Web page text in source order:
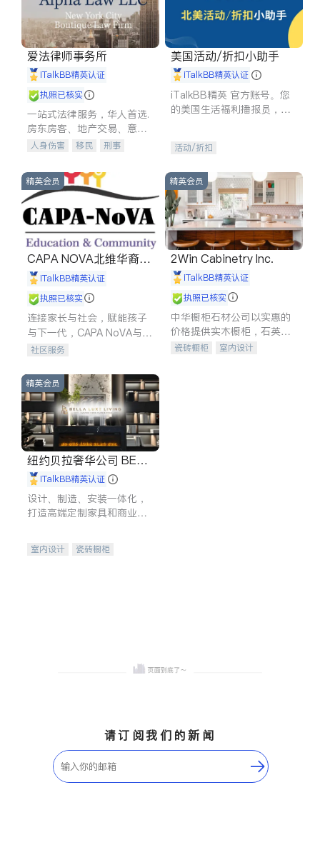
爱法律师事务所
iTalkBB精英认证
执照已核实
一站式法律服务，华人首选.
房东房客、地产交易、意外
伤害、车祸重伤、商业诉
建筑合同、刑事案件全包办
人身伤害 移民
刑事
信托/遗嘱
商业
索赔
律师-其它 保释
美国活动/折扣小助手
iTalkBB精英认证
iTalkBB精英 官方账号。您
的美国生活福利播报员，精
专属福利。
活动/折扣
精英会员
CAPA NOVA北维华裔家
长会iTalkBB精英认证
执照已核实
连接家长与社会，赋能孩子
与下一代，CAPA NoVA与您
携手建设包容、公平、充满
社区服务
精英会员
2Win Cabinetry Inc.
iTalkBB精英认证
执照已核实
中华橱柜石材公司以实惠的
价格提供实木橱柜，石英石
台面，多种优质不锈钢水
瓷砖橱柜
室内设计
精英会员
纽约贝拉奢华公司 BELL
A LUXE
iTalkBB精英认证
设计、制造、安装一体化，
打造高端定制家具和商业空
室内设计
瓷砖橱柜
请订阅我们的新闻